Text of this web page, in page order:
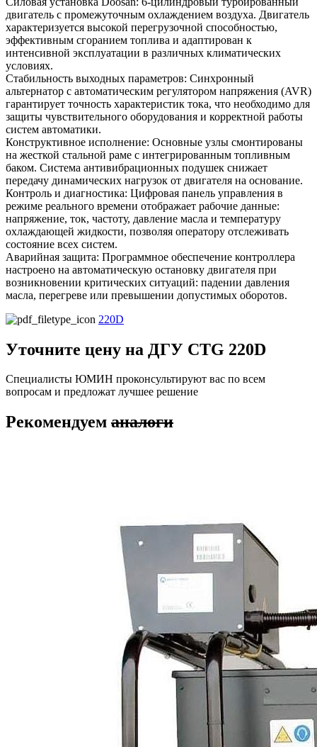
двигатель с промежуточным охлаждением воздуха. Двигатель
характеризуется высокой перегрузочной способностью,
эффективным сгоранием топлива и адаптирован к
интенсивной эксплуатации в различных климатических
условиях.
Стабильность выходных параметров: Синхронный
альтернатор с автоматическим регулятором напряжения (AVR)
гарантирует точность характеристик тока, что необходимо для
защиты чувствительного оборудования и корректной работы
систем автоматики.
Конструктивное исполнение: Основные узлы смонтированы
на жесткой стальной раме с интегрированным топливным
баком. Система антивибрационных подушек снижает
передачу динамических нагрузок от двигателя на основание.
Контроль и диагностика: Цифровая панель управления в
режиме реального времени отображает рабочие данные:
напряжение, ток, частоту, давление масла и температуру
охлаждающей жидкости, позволяя оператору отслеживать
состояние всех систем.
Аварийная защита: Программное обеспечение контроллера
настроено на автоматическую остановку двигателя при
возникновении критических ситуаций: падении давления
масла, перегреве или превышении допустимых оборотов.
220D
Уточните цену на ДГУ CTG 220D
Специалисты ЮМИН проконсультируют вас по всем
вопросам и предложат лучшее решение
Рекомендуем аналоги